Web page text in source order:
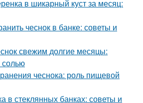
в шикарный куст за месяц:
чеснок в банке: советы и
свежим долгие месяцы:
солью
чеснока: роль пищевой
в стеклянных банках: советы и